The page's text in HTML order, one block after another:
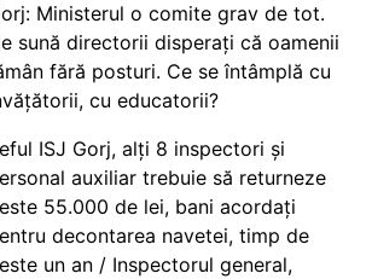
Ministerul o comite grav de tot.
sună directorii disperați că oamenii
fără posturi. Ce se întâmplă cu
cu educatorii?
ISJ Gorj, alți 8 inspectori și
auxiliar trebuie să returneze
55.000 de lei, bani acordați
decontarea navetei, timp de
un an / Inspectorul general,